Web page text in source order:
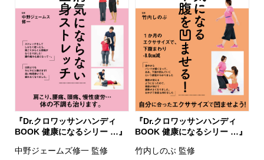
『Dr.クロワッサンハンディ
BOOK 健康になるシリー …』
中野ジェームズ修一 監修
『Dr.クロワッサンハンディ
BOOK 健康になるシリー …』
竹内しのぶ 監修